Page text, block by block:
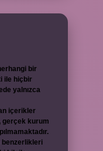
bir
ile hiçbir
yalnızca
içerikler
gerçek kurum